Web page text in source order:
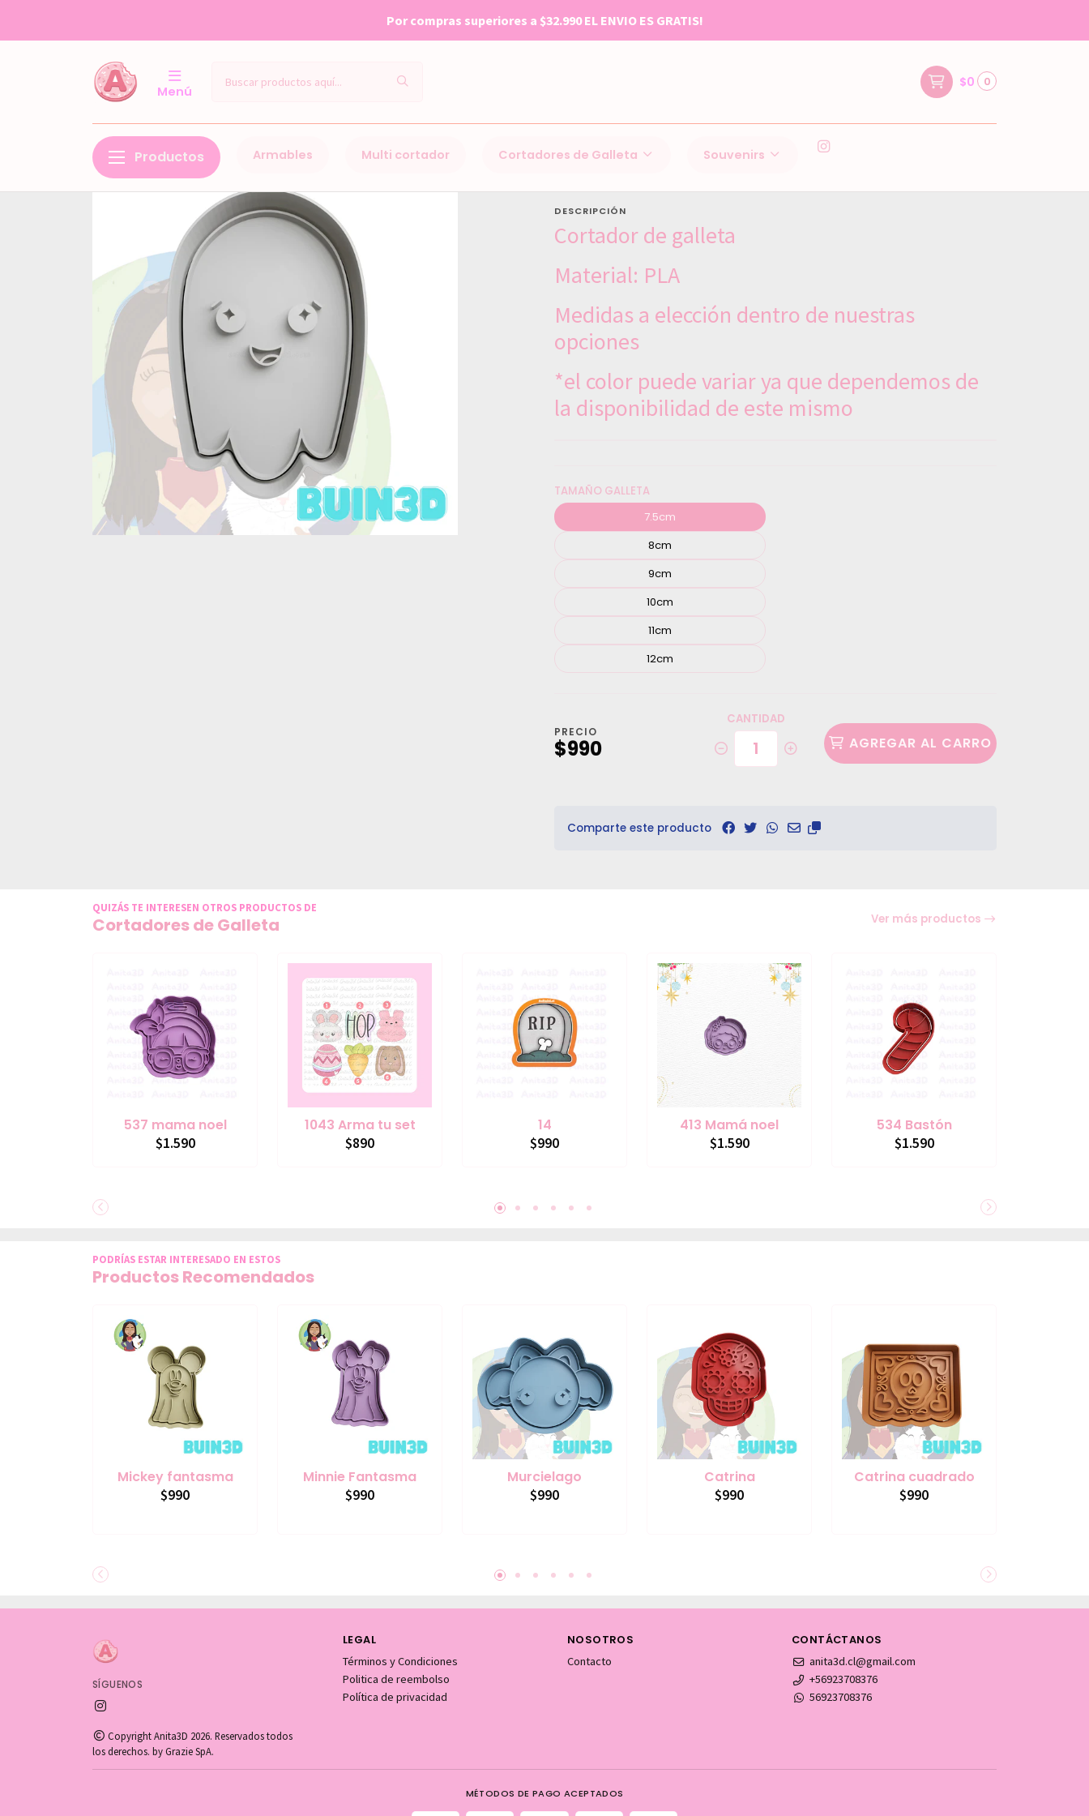
Menú
$0 0
Productos Armables Multi cortador Cortadores de Galleta Souvenirs
Por compras superiores a $32.990 EL ENVIO ES GRATIS!
DESCRIPCIÓN
Cortador de galleta
Material: PLA
Medidas a elección dentro de nuestras
opciones
*el color puede variar ya que dependemos de
la disponibilidad de este mismo
TAMAÑO GALLETA
7.5cm
8cm
9cm
10cm
11cm
12cm
PRECIO
$990
CANTIDAD
AGREGAR AL CARRO
Comparte este producto
QUIZÁS TE INTERESEN OTROS PRODUCTOS DE
Cortadores de Galleta Ver más productos
537 mama noel
$1.590
1043 Arma tu set
$890
14
$990
413 Mamá noel
$1.590
534 Bastón
$1.590
PODRÍAS ESTAR INTERESADO EN ESTOS
Productos Recomendados
Mickey fantasma
$990
Minnie Fantasma
$990
Murcielago
$990
Catrina
$990
Catrina cuadrado
$990
SÍGUENOS
Copyright Anita3D 2026. Reservados todos
los derechos. by Grazie SpA.
LEGAL
Términos y Condiciones
Politica de reembolso
Política de privacidad
NOSOTROS
Contacto
CONTÁCTANOS
anita3d.cl@gmail.com
+56923708376
56923708376
MÉTODOS DE PAGO ACEPTADOS